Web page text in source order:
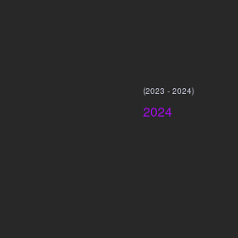
2024
(2023 - 2024)